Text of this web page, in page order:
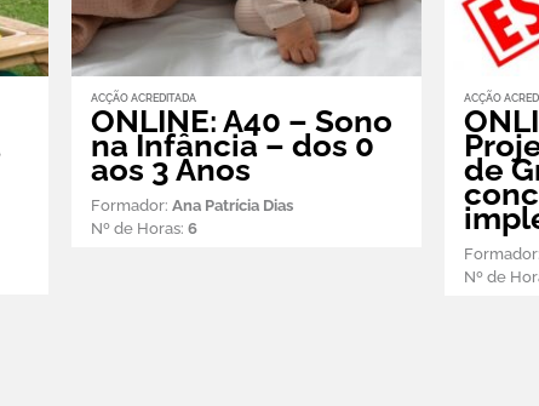
ACÇÃO ACREDITADA
ONLINE: A40 – Sono
na Infância – dos 0
aos 3 Anos
Formador: Ana Patrícia Dias
Nº de Horas: 6
ACÇÃO
de
Formador:
Nº de